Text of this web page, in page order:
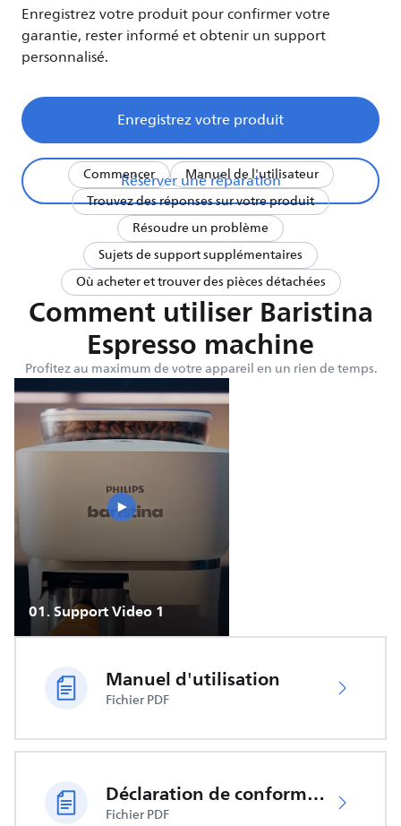
Enregistrez votre produit pour confirmer votre
garantie, rester informé et obtenir un support
personnalisé.
Enregistrez votre produit
Réserver une réparation
Commencer
Manuel de l'utilisateur
Trouvez des réponses sur votre produit
Résoudre un problème
Sujets de support supplémentaires
Où acheter et trouver des pièces détachées
Comment utiliser Baristina
Espresso machine
Profitez au maximum de votre appareil en un rien de temps.
01.Support Video 1
Manuel d'utilisation
Fichier PDF
Déclaration de conformité UE
Fichier PDF